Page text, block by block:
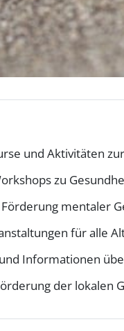
und Aktivitäten
zu
mentaler
für alle
Informationen
der lokalen